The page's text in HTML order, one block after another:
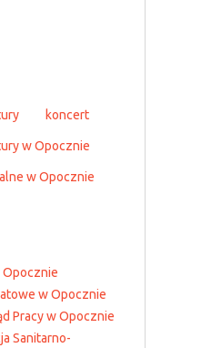
koncert
w Opocznie
w Opocznie
Opocznie
w Opocznie
Pracy w Opocznie
Sanitarno-